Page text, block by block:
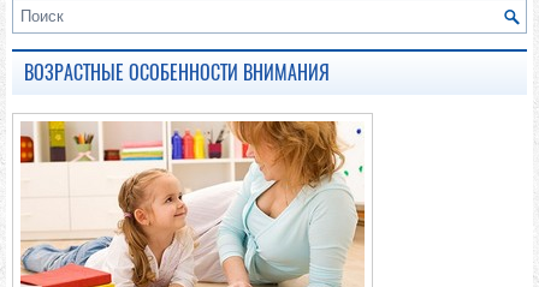
ВОЗРАСТНЫЕ ОСОБЕННОСТИ ВНИМАНИЯ